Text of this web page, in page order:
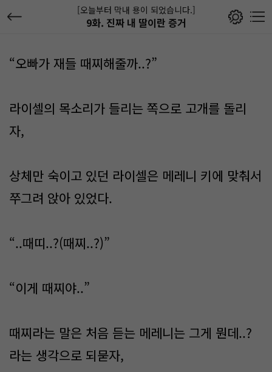
[오늘부터 막내 용이 되었습니다.]
9화. 진짜 내 딸이란 증거
“오빠가 재들 때찌해줄까..?”
라이셀의 목소리가 들리는 쪽으로 고개를 돌리
자,
상체만 숙이고 있던 라이셀은 메레니 키에 맞춰서
쭈그려 앉아 있었다.
“..때띠..?(때찌..?)”
“이게 때찌야..”
때찌라는 말은 처음 듣는 메레니는 그게 뭔데..?
라는 생각으로 되묻자,